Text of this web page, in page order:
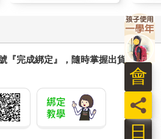
方。第一是那些天神在「天的門」上
梯子」。第二是這樣的景象讓雅各大
躺下睡覺的時候，「上帝的殿」、
不在那兒。他突然有了令人敬畏的
殿」、「梯子」和所有其他的，又
使用的道具是某種太空船，這樣才可
一段時間之後，再次消失於人的視
『完成綁定』，隨時掌握出貨動
日
員
會